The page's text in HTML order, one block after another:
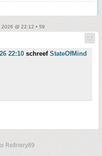
@ 22:12 • 59
22:10 schreef StateOfMind
Refinery89